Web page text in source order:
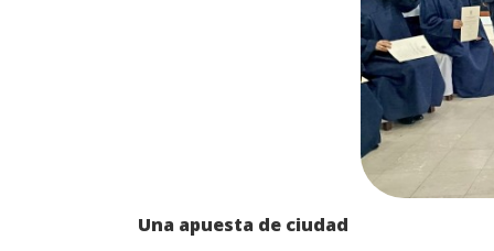
Una apuesta de ciudad